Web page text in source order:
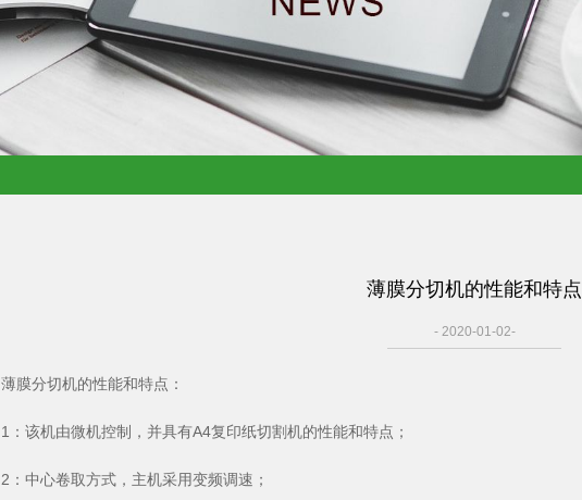
薄膜分切机的性能和特点
- 2020-01-02-
薄膜分切机的性能和特点：
1：该机由微机控制，并具有A4复印纸切割机的性能和特点；
2：中心卷取方式，主机采用变频调速；